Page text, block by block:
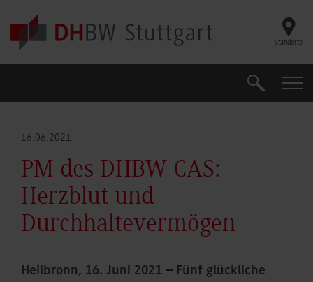
Skip to main content
Standorte
Suche
16.06.2021
PM des DHBW CAS:
Herzblut und
Durchhaltevermögen
Heilbronn, 16. Juni 2021 – Fünf glückliche